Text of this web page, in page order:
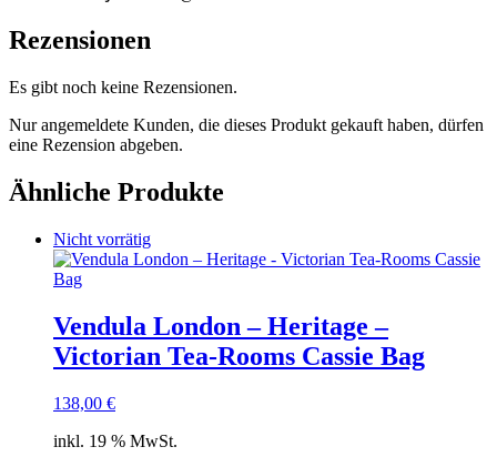
Rezensionen
Es gibt noch keine Rezensionen.
Nur angemeldete Kunden, die dieses Produkt gekauft haben, dürfen
eine Rezension abgeben.
Ähnliche Produkte
Nicht vorrätig
Vendula London – Heritage –
Victorian Tea-Rooms Cassie Bag
138,00 €
inkl. 19 % MwSt.